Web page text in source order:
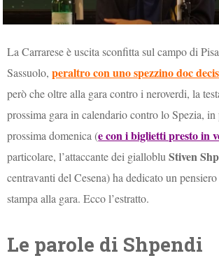
La Carrarese è uscita sconfitta sul campo di
Sassuolo,peraltro con uno spezzino doc
però che oltre alla gara contro i neroverdi, la
prossima gara in calendario contro lo Spezia, in
prossima domenica (e con i biglietti presto in
particolare, l’attaccante dei giallobluStiven
centravanti del Cesena) ha dedicato un
stampa alla gara. Ecco l’estratto.
Le parole di Shpendi